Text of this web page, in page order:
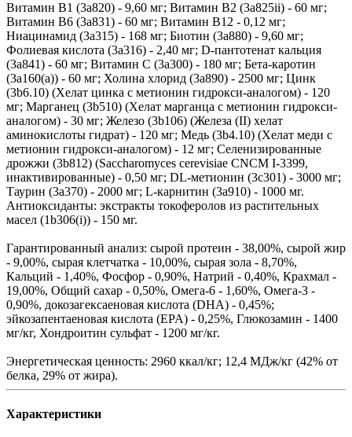
Витамин B1 (3a820) - 9,60 мг; Витамин B2 (3a825ii) - 60 мг;
Витамин B6 (3a831) - 60 мг; Витамин B12 - 0,12 мг;
Ниацинамид (3а315) - 168 мг; Биотин (3a880) - 9,60 мг;
Фолиевая кислота (3a316) - 2,40 мг; D-пантотенат кальция
(3a841) - 60 мг; Витамин С (3a300) - 180 мг; Бета-каротин
(3a160(a)) - 60 мг; Холина хлорид (3a890) - 2500 мг; Цинк
(3b6.10) (Хелат цинка с метионин гидрокси-аналогом) - 120
мг; Марганец (3b510) (Хелат марганца с метионин гидрокси-
аналогом) - 30 мг; Железо (3b106) (Железа (II) хелат
аминокислоты гидрат) - 120 мг; Медь (3b4.10) (Хелат меди с
метионин гидрокси-аналогом) - 12 мг; Селенизированные
дрожжи (3b812) (Saccharomyces cerevisiae CNCM I-3399,
инактивированные) - 0,50 мг; DL-метионин (3c301) - 3000 мг;
Таурин (3a370) - 2000 мг; L-карнитин (3a910) - 1000 мг.
Антиоксиданты: экстракты токоферолов из растительных
масел (1b306(i)) - 150 мг.
Гарантированный анализ: сырой протеин - 38,00%, сырой жир
- 9,00%, сырая клетчатка - 10,00%, сырая зола - 8,70%,
Кальций - 1,40%, Фосфор - 0,90%, Натрий - 0,40%, Крахмал -
19,00%, Общий сахар - 0,50%, Омега-6 - 1,60%, Омега-3 -
0,90%, докозагексаеновая кислота (DHA) - 0,45%;
эйкозапентаеновая кислота (EPA) - 0,25%, Глюкозамин - 1400
мг/кг, Хондроитин сульфат - 1200 мг/кг.
Энергетическая ценность: 2960 ккал/кг; 12,4 МДж/кг (42% от
белка, 29% от жира).
Характеристики